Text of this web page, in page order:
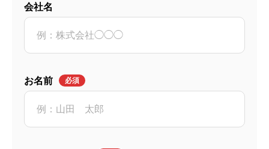
会社名
お名前 必須